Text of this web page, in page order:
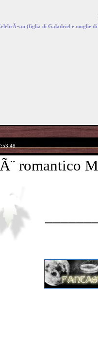
(figlia di Galadriel e moglie
romantico